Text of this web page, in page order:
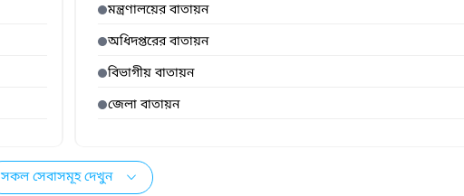
মন্ত্রণালয়ের বাতায়ন
অধিদপ্তরের বাতায়ন
বিভাগীয় বাতায়ন
জেলা বাতায়ন
সকল সেবাসমূহ দেখুন